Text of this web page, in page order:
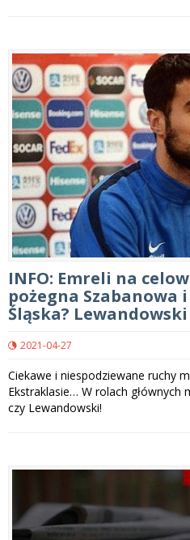
INFO: Emreli na
pożegna Szabanowa
Śląska? Lewandowski
2021-04-27
Ciekawe i niespodziewane ruchy
Ekstraklasie… W rolach głównych
czy Lewandowski!